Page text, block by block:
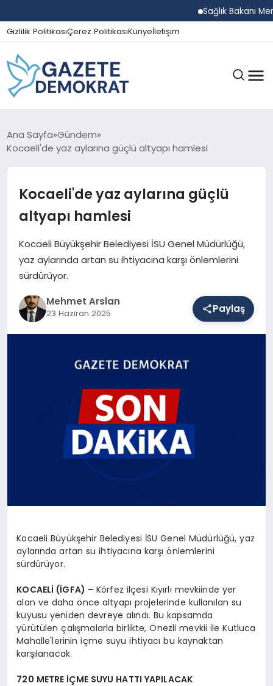
Sağlık Bakanı
Gizlilik PolitikasıÇerez PolitikasıKünyeİletişim
GÜNDEM
SPOR
MAGAZIN
SAĞLIK
Ana Sayfa Gündem
Kocaeli'de yaz aylarına güçlü altyapı hamlesi
Kocaeli'de yaz aylarına güçlü
altyapı hamlesi
Kocaeli Büyükşehir Belediyesi İSU Genel Müdürlüğü,
yaz aylarında artan su ihtiyacına karşı önlemlerini
sürdürüyor.
Mehmet Arslan
23 Haziran 2025 Paylaş
Kocaeli Büyükşehir Belediyesi İSU Genel Müdürlüğü, yaz
aylarında artan su ihtiyacına karşı önlemlerini
sürdürüyor.
KOCAELİ (İGFA) –Körfez ilçesi Kıyırlı mevkiinde yer
alan ve daha önce altyapı projelerinde kullanılan su
kuyusu yeniden devreye alındı. Bu kapsamda
yürütülen çalışmalarla birlikte, Önezli mevkii ile Kutluca
Mahalle'lerinin içme suyu ihtiyacı bu kaynaktan
karşılanacak.
720 METRE İÇME SUYU HATTI YAPILACAK